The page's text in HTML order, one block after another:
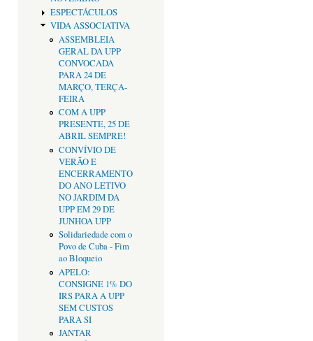
ESPECTÁCULOS
VIDA ASSOCIATIVA
ASSEMBLEIA
GERAL DA UPP
CONVOCADA
PARA 24 DE
MARÇO, TERÇA-
FEIRA
COM A UPP
PRESENTE, 25 DE
ABRIL SEMPRE!
CONVÍVIO DE
VERÃO E
ENCERRAMENTO
DO ANO LETIVO
NO JARDIM DA
UPP EM 29 DE
JUNHOA UPP
Solidariedade com o
Povo de Cuba - Fim
ao Bloqueio
APELO:
CONSIGNE 1% DO
IRS PARA A UPP
SEM CUSTOS
PARA SI
JANTAR